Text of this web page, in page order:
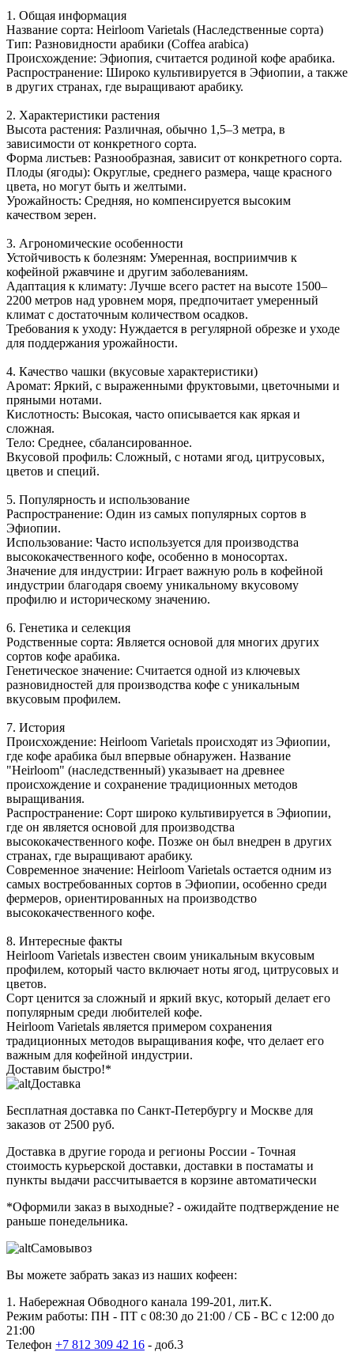
1. Общая информация
Название сорта: Heirloom Varietals (Наследственные сорта)
Тип: Разновидности арабики (Coffea arabica)
Происхождение: Эфиопия, считается родиной кофе арабика.
Распространение: Широко культивируется в Эфиопии, а также
в других странах, где выращивают арабику.
2. Характеристики растения
Высота растения: Различная, обычно 1,5–3 метра, в
зависимости от конкретного сорта.
Форма листьев: Разнообразная, зависит от конкретного сорта.
Плоды (ягоды): Округлые, среднего размера, чаще красного
цвета, но могут быть и желтыми.
Урожайность: Средняя, но компенсируется высоким
качеством зерен.
3. Агрономические особенности
Устойчивость к болезням: Умеренная, восприимчив к
кофейной ржавчине и другим заболеваниям.
Адаптация к климату: Лучше всего растет на высоте 1500–
2200 метров над уровнем моря, предпочитает умеренный
климат с достаточным количеством осадков.
Требования к уходу: Нуждается в регулярной обрезке и уходе
для поддержания урожайности.
4. Качество чашки (вкусовые характеристики)
Аромат: Яркий, с выраженными фруктовыми, цветочными и
пряными нотами.
Кислотность: Высокая, часто описывается как яркая и
сложная.
Тело: Среднее, сбалансированное.
Вкусовой профиль: Сложный, с нотами ягод, цитрусовых,
цветов и специй.
5. Популярность и использование
Распространение: Один из самых популярных сортов в
Эфиопии.
Использование: Часто используется для производства
высококачественного кофе, особенно в моносортах.
Значение для индустрии: Играет важную роль в кофейной
индустрии благодаря своему уникальному вкусовому
профилю и историческому значению.
6. Генетика и селекция
Родственные сорта: Является основой для многих других
сортов кофе арабика.
Генетическое значение: Считается одной из ключевых
разновидностей для производства кофе с уникальным
вкусовым профилем.
7. История
Происхождение: Heirloom Varietals происходят из Эфиопии,
где кофе арабика был впервые обнаружен. Название
"Heirloom" (наследственный) указывает на древнее
происхождение и сохранение традиционных методов
выращивания.
Распространение: Сорт широко культивируется в Эфиопии,
где он является основой для производства
высококачественного кофе. Позже он был внедрен в других
странах, где выращивают арабику.
Современное значение: Heirloom Varietals остается одним из
самых востребованных сортов в Эфиопии, особенно среди
фермеров, ориентированных на производство
высококачественного кофе.
8. Интересные факты
Heirloom Varietals известен своим уникальным вкусовым
профилем, который часто включает ноты ягод, цитрусовых и
цветов.
Сорт ценится за сложный и яркий вкус, который делает его
популярным среди любителей кофе.
Heirloom Varietals является примером сохранения
традиционных методов выращивания кофе, что делает его
важным для кофейной индустрии.
Доставим быстро!*
Доставка
Бесплатная доставка по Санкт-Петербургу и Москве для
заказов от 2500 руб.
Доставка в другие города и регионы России - Точная
стоимость курьерской доставки, доставки в постаматы и
пункты выдачи рассчитывается в корзине автоматически
*Оформили заказ в выходные? - ожидайте подтверждение не
раньше понедельника.
Самовывоз
Вы можете забрать заказ из наших кофеен:
1. Набережная Обводного канала 199-201, лит.К.
Режим работы: ПН - ПТ с 08:30 до 21:00 / СБ - ВС с 12:00 до
21:00
Телефон +7 812 309 42 16 - доб.3